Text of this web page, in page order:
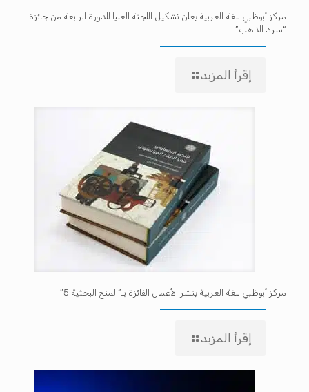
مركز أبوظبي للغة العربية يعلن تشكيل اللجنة العليا للدورة الرابعة من جائزة
“سرد الذهب”
إقرأ المزيد
مركز أبوظبي للغة العربية ينشر الأعمال الفائزة بـ”المنح البحثية 5″
إقرأ المزيد